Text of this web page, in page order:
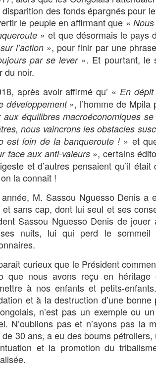
des fonds épargnés pour
le peuple en affirmant que «
» et que désormais le pays
l’action », pour finir par une
par se lever». Et pourtant, le
du noir.
après avoir affirmé qu’ « En
développement», l’homme de Mpila
aux équilibres macroéconomiques
nous vaincrons les obstacles
est loin de la banqueroute ! » et
face aux anti-valeurs», certains
et d’autres pensaient qu’il
la connait !
M. Sassou Nguesso Denis a
et sans cap, dont lui seul et ses
Sassou Nguesso Denis de
nuits, lui qui perd le sommeil
curieux que le Président
que nous avons reçu en
à nos enfants et petits-
et à la destruction d’une
n’est pas un exemple ou
N’oublions pas et n’ayons pas la
de 30 ans, a eu des boums
et la promotion du